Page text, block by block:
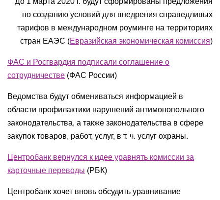
по созданию условий для внедрения справедливых
тарифов в международном роуминге на территориях
стран ЕАЭС (Евразийская экономическая комиссия)
ФАС и Росгвардия подписали соглашение о
сотрудничестве (ФАС России)
Ведомства будут обмениваться информацией в
области профилактики нарушений антимонопольного
законодательства, а также законодательства в сфере
закупок товаров, работ, услуг, в т. ч. услуг охраны.
Центробанк вернулся к идее уравнять комиссии за
карточные переводы (РБК)
Центробанк хочет вновь обсудить уравнивание